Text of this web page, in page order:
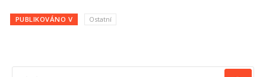
PUBLIKOVÁNO V Ostatní